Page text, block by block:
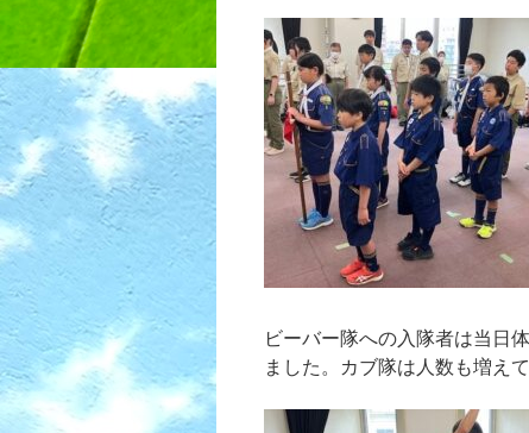
ビーバー隊への入隊者は当日
ました。カブ隊は人数も増え